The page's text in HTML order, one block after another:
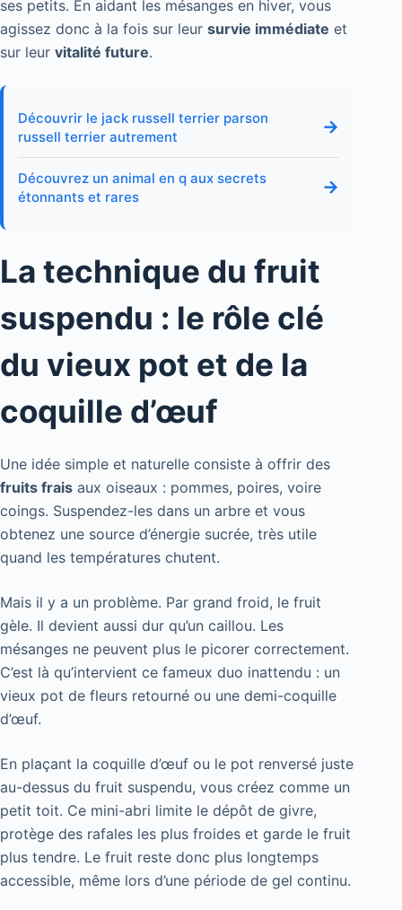
ses petits. En aidant les mésanges en hiver, vous
agissez donc à la fois sur leur survie immédiate et
sur leur vitalité future.
Découvrir le jack russell terrier parson
russell terrier autrement
→
Découvrez un animal en q aux secrets
étonnants et rares
→
La technique du fruit
suspendu : le rôle clé
du vieux pot et de la
coquille d’œuf
Une idée simple et naturelle consiste à offrir des
fruits frais aux oiseaux : pommes, poires, voire
coings. Suspendez-les dans un arbre et vous
obtenez une source d’énergie sucrée, très utile
quand les températures chutent.
Mais il y a un problème. Par grand froid, le fruit
gèle. Il devient aussi dur qu’un caillou. Les
mésanges ne peuvent plus le picorer correctement.
C’est là qu’intervient ce fameux duo inattendu : un
vieux pot de fleurs retourné ou une demi-coquille
d’œuf.
En plaçant la coquille d’œuf ou le pot renversé juste
au-dessus du fruit suspendu, vous créez comme un
petit toit. Ce mini-abri limite le dépôt de givre,
protège des rafales les plus froides et garde le fruit
plus tendre. Le fruit reste donc plus longtemps
accessible, même lors d’une période de gel continu.